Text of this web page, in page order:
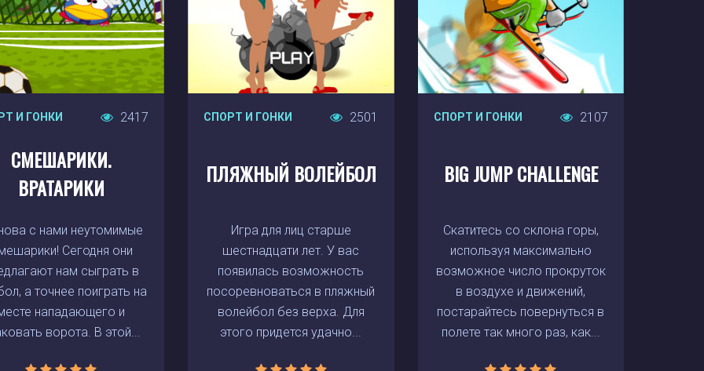
И ГОНКИ 2417
СМЕШАРИКИ.
ВРАТАРИКИ
с нами неутомимые
Сегодня они
нам сыграть в
а точнее поиграть на
нападающего и
ворота. В этой...
СПОРТ И ГОНКИ 2501
ПЛЯЖНЫЙ ВОЛЕЙБОЛ
Игра для лиц старше
шестнадцати лет. У вас
появилась возможность
посоревноваться в пляжный
волейбол без верха. Для
этого придется удачно...
СПОРТ И ГОНКИ 2107
BIG JUMP CHALLENGE
Скатитесь со склона горы,
используя максимально
возможное число прокруток
в воздухе и движений,
постарайтесь повернуться в
полете так много раз, как...